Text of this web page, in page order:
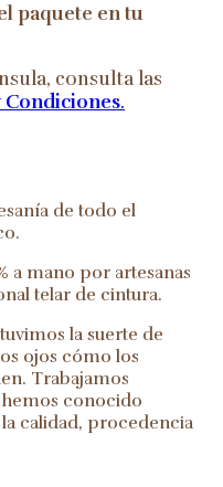
paquete en tu
consulta las
Condiciones.
de todo el
a mano por artesanas
telar de cintura.
la suerte de
ojos cómo los
Trabajamos
conocido
calidad, procedencia